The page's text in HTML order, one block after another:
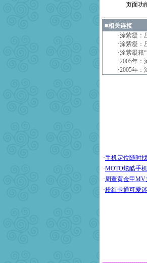
页面功
■相关连接
·涂紫凝：
·涂紫凝：
·涂紫凝籍
·2005年：
·2005年：